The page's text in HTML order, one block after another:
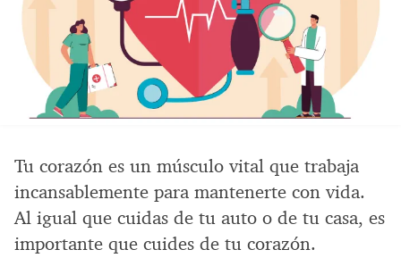
Tu corazón es un músculo vital que trabaja
incansablemente para mantenerte con vida.
Al igual que cuidas de tu auto o de tu casa, es
importante que cuides de tu corazón.